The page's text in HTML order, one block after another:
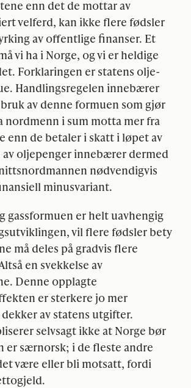
enn det de mottar av
velferd, kan ikke flere fødsler
av offentlige finanser. Et
vi ha i Norge, og vi er heldige
Forklaringen er statens olje-
Handlingsregelen innebærer
av denne formuen som gjør
nordmenn i sum motta mer fra
enn de betaler i skatt i løpet av
oljepenger innebærer dermed
nødvendigvis
minusvariant.
gassformuen er helt uavhengig
vil flere fødsler bety
må deles på gradvis flere
en svekkelse av
Denne opplagte
er sterkere jo mer
av statens utgifter.
selvsagt ikke at Norge bør
er særnorsk; i de fleste andre
være eller bli motsatt, fordi